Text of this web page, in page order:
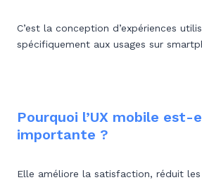
C’est la conception d’expériences
spécifiquement aux usages sur
Pourquoi l’UX mobile est-
importante ?
Elle améliore la satisfaction, réduit